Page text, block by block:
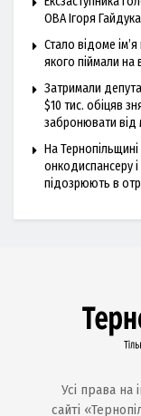
ОВА Ігоря
Стало відоме
якого піймали на
Затримали
$10 тис. обіцяв
забронювати від
На
онкодиспансеру
підозрюють в
Усі права на
сайті